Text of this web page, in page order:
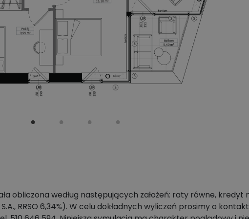
obliczona według następujących założeń: raty równe, kredyt
RRSO 6,34%). W celu dokładnych wyliczeń prosimy o